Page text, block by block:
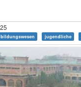
bildungswesen jugendliche